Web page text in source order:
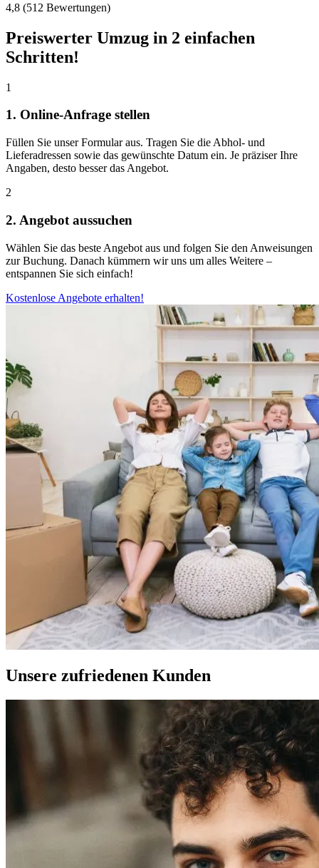
4,8 (512 Bewertungen)
Preiswerter Umzug in 2 einfachen
Schritten!
1
1. Online-Anfrage stellen
Füllen Sie unser Formular aus. Tragen Sie die Abhol- und
Lieferadressen sowie das gewünschte Datum ein. Je präziser Ihre
Angaben, desto besser das Angebot.
2
2. Angebot aussuchen
Wählen Sie das beste Angebot aus und folgen Sie den Anweisungen
zur Buchung. Danach kümmern wir uns um alles Weitere –
entspannen Sie sich einfach!
Kostenlose Angebote erhalten!
Unsere zufriedenen Kunden